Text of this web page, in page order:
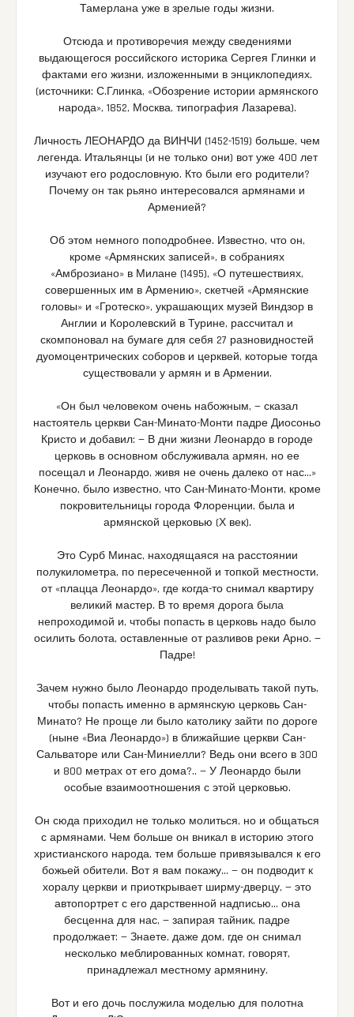
Тамерлана уже в зрелые годы жизни.
Отсюда и противоречия между сведениями
выдающегося российского историка Сергея Глинки и
фактами его жизни, изложенными в энциклопедиях.
(источники: С.Глинка, «Обозрение истории армянского
народа», 1852, Москва, типография Лазарева).
Личность ЛЕОНАРДО да ВИНЧИ (1452-1519) больше, чем
легенда. Итальянцы (и не только они) вот уже 400 лет
изучают его родословную. Кто были его родители?
Почему он так рьяно интересовался армянами и
Арменией?
Об этом немного поподробнее. Известно, что он,
кроме «Армянских записей», в собраниях
«Амброзиано» в Милане (1495), «О путешествиях,
совершенных им в Армению», скетчей «Армянские
головы» и «Гротеско», украшающих музей Виндзор в
Англии и Королевский в Турине, рассчитал и
скомпоновал на бумаге для себя 27 разновидностей
дуомоцентрических соборов и церквей, которые тогда
существовали у армян и в Армении.
«Он был человеком очень набожным, — сказал
настоятель церкви Сан-Минато-Монти падре Диосоньо
Кристо и добавил: — В дни жизни Леонардо в городе
церковь в основном обслуживала армян, но ее
посещал и Леонардо, живя не очень далеко от нас…»
Конечно, было известно, что Сан-Минато-Монти, кроме
покровительницы города Флоренции, была и
армянской церковью (Х век).
Это Сурб Минас, находящаяся на расстоянии
полукилометра, по пересеченной и топкой местности,
от «плацца Леонардо», где когда-то снимал квартиру
великий мастер. В то время дорога была
непроходимой и, чтобы попасть в церковь надо было
осилить болота, оставленные от разливов реки Арно. —
Падре!
Зачем нужно было Леонардо проделывать такой путь,
чтобы попасть именно в армянскую церковь Сан-
Минато? Не проще ли было католику зайти по дороге
(ныне «Виа Леонардо») в ближайшие церкви Сан-
Сальваторе или Сан-Миниелли? Ведь они всего в 300
и 800 метрах от его дома?.. — У Леонардо были
особые взаимоотношения с этой церковью.
Он сюда приходил не только молиться, но и общаться
с армянами. Чем больше он вникал в историю этого
христианского народа, тем больше привязывался к его
божьей обители. Вот я вам покажу… — он подводит к
хоралу церкви и приоткрывает ширму-дверцу, — это
автопортрет с его дарственной надписью… она
бесценна для нас, — запирая тайник, падре
продолжает: — Знаете, даже дом, где он снимал
несколько меблированных комнат, говорят,
принадлежал местному армянину.
Вот и его дочь послужила моделью для полотна